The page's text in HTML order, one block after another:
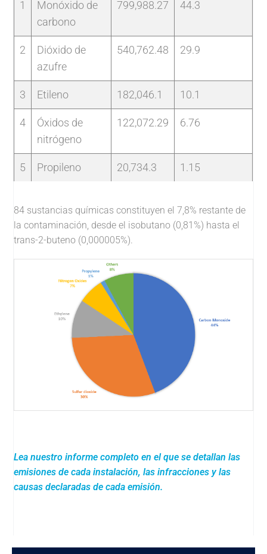
1
Monóxido de
carbono
799,988.27 44.3
2
Dióxido de
azufre
540,762.48 29.9
3 Etileno 182,046.1 10.1
4
Óxidos de
nitrógeno
122,072.29 6.76
5 Propileno 20,734.3 1.15
84 sustancias químicas constituyen el 7,8% restante de
la contaminación, desde el isobutano (0,81%) hasta el
trans-2-buteno (0,000005%).
Lea nuestro informe completo en el que se detallan las
emisiones de cada instalación, las infracciones y las
causas declaradas de cada emisión.